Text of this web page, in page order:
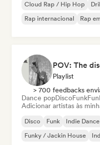
Cloud Rap / Hip Hop
Rap internacional
Rap
Playlist
> 700 feedbacks
Dance popDiscoFunk
Adicionar artistas às
Disco Funk Indie Dance
Funky / Jackin House